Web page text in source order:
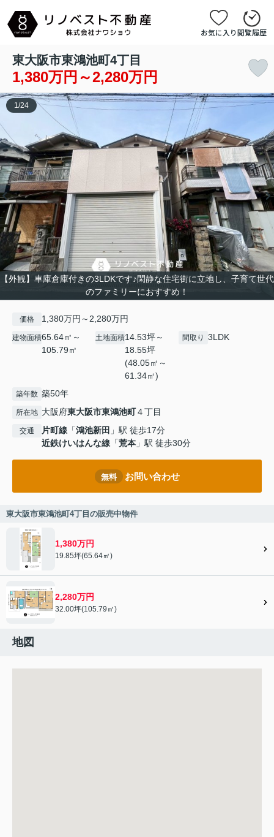
お気に入り閲覧履歴
東大阪市東鴻池町4丁目
1,380万円～2,280万円
【外観】車庫倉庫付きの3LDKです♪閑静な住宅街に立地し、子育て世代
のファミリーにおすすめ！
1 /24
価格 1,380万円～2,280万円
建物面積65.64㎡～
105.79㎡
土地面積14.53坪～
18.55坪
(48.05㎡～
61.34㎡)
間取り 3LDK
築年数 築50年
所在地 大阪府東大阪市東鴻池町４丁目
交通 片町線 「鴻池新田 」駅 徒歩17分
近鉄けいはんな線 「荒本 」駅 徒歩30分
無料 お問い合わせ
東大阪市東鴻池町4丁目の販売中物件
1,380万円
19.85坪(65.64㎡)
2,280万円
32.00坪(105.79㎡)
地図